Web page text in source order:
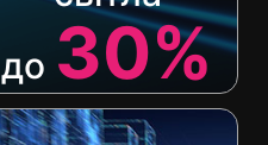
до 30%